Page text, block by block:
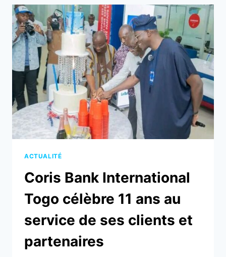
:
HORAIRES
SPÉCIAUX
POUR
FÊTE
DE
RAMADAN
ACTUALITÉ
Coris Bank International
Togo célèbre 11 ans au
service de ses clients et
partenaires